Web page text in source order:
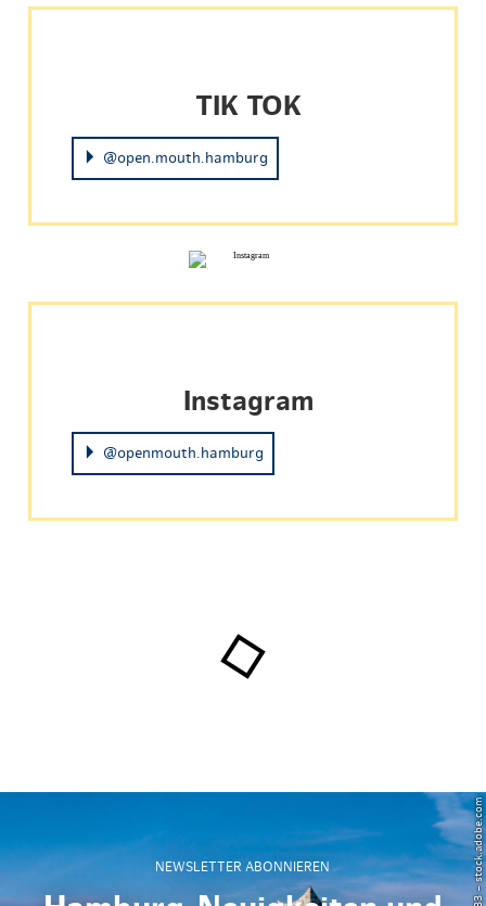
TIK TOK
@open.mouth.hamburg
Instagram
@openmouth.hamburg
NEWSLETTER ABONNIEREN © Powell83 – stock.adobe.com